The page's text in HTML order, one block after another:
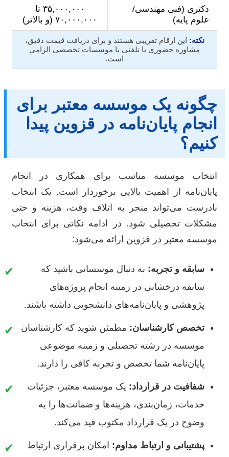
دکتری (فنی مهندسی/
علوم پایه)
۳۵,۰۰۰,۰۰۰ تا
۷۰,۰۰۰,۰۰۰ (و بالاتر)
نکته: این ارقام تقریبی هستند و برای دریافت قیمت دقیق،
مشاوره حضوری یا تلفنی با موسسات تخصصی الزامی
است.
چگونه یک موسسه معتبر برای
انجام پایان‌نامه در قزوین پیدا
کنیم؟
انتخاب موسسه مناسب برای همکاری در انجام
پایان‌نامه از اهمیت بالایی برخوردار است. یک انتخاب
نادرست می‌تواند منجر به اتلاف وقت، هزینه و حتی
مشکلات تحصیلی شود. در ادامه نکاتی برای انتخاب
موسسه معتبر در قزوین ارائه می‌شود:
✔ سابقه و تجربه: به دنبال موسساتی باشید که
سابقه درخشانی در زمینه انجام پروژه‌های
پژوهشی و پایان‌نامه‌های دانشجویی داشته باشند.
✔ تخصص کارشناسان: مطمئن شوید که کارشناسان
موسسه در رشته تحصیلی و زمینه موضوعی
پایان‌نامه شما تخصص و تجربه کافی را دارند.
✔ شفافیت در قرارداد: یک موسسه معتبر، جزئیات
خدمات، زمان‌بندی، هزینه‌ها و ضمانت‌ها را به
وضوح در یک قرارداد مکتوب قید می‌کند.
✔ پشتیبانی و ارتباط مداوم: امکان برقراری ارتباط